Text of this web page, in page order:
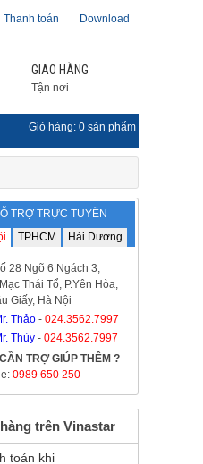
Thanh toán Download
GIAO HÀNG
Tận nơi
Giỏ hàng: 0 sản phẩm
TRỢ TRỰC TUYẾN
TPHCM Hải Dương
28 Ngõ 6 Ngách 3,
Thái Tổ, P.Yên Hòa,
Giấy, Hà Nội
Thảo - 024.3562.7997
Thùy - 024.3562.7997
TRỢ GIÚP THÊM ?
0989 650 250
trên Vinastar
toán khi